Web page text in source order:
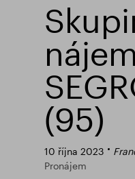
search
Populární vyhledávání
Zodpovědné
(95)
10 října 2023
Pronájem